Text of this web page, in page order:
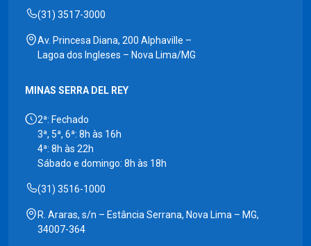
(31) 3517-3000
Av. Princesa Diana, 200 Alphaville –
Lagoa dos Ingleses – Nova Lima/MG
MINAS SERRA DEL REY
2ª: Fechado
3ª, 5ª, 6ª: 8h às 16h
4ª: 8h às 22h
Sábado e domingo: 8h às 18h
(31) 3516-1000
R. Araras, s/n – Estância Serrana, Nova Lima – MG,
34007-364